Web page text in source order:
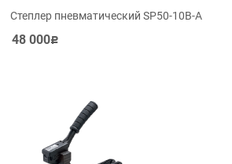
Степлер пневматический SP50-10B-A
48 000Р